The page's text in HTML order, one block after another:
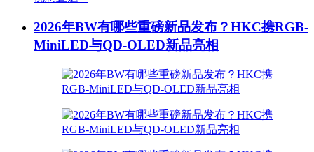
2026年BW有哪些重磅新品发布？HKC携RGB-
MiniLED与QD-OLED新品亮相